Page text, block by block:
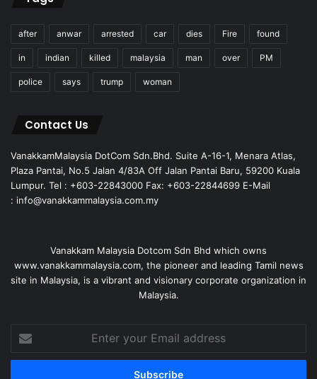
after anwar arrested car dies Fire found
in indian killed malaysia man over PM
police says trump woman
Contact Us
VanakkamMalaysia DotCom Sdn.Bhd. Suite A-16-1, Menara Atlas,
Plaza Pantai, No.5 Jalan 4/83A Off Jalan Pantai Baru, 59200 Kuala
Lumpur. Tel : +603-22843000 Fax: +603-22844699 E-Mail
: info@vanakkammalaysia.com.my
Vanakkam Malaysia Dotcom Sdn Bhd which owns
www.vanakkammalaysia.com, the pioneer and leading Tamil news
site in Malaysia, is a vibrant and visionary corporate organization in
Malaysia.
your
Email